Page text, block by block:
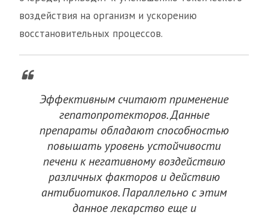
воздействия на организм и ускорению
восстановительных процессов.
Эффективным считают применение
гепатопротекторов. Данные
препараты обладают способностью
повышать уровень устойчивости
печени к негативному воздействию
различных факторов и действию
антибиотиков. Параллельно с этим
данное лекарство еще и